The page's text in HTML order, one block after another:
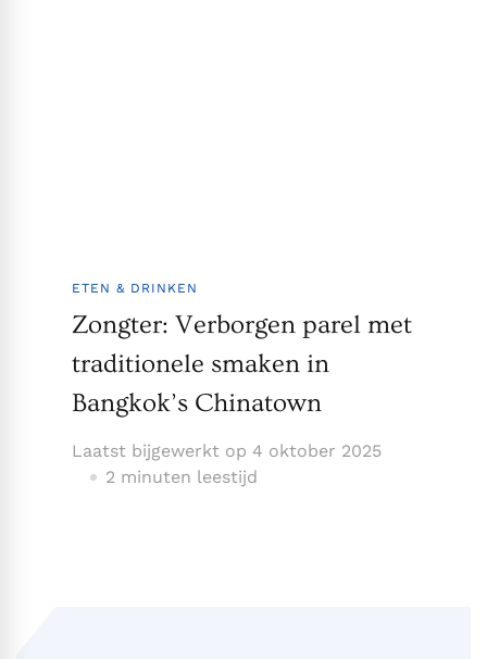
ETEN & DRINKEN
Zongter: Verborgen parel met
traditionele smaken in
Bangkok’s Chinatown
Laatst bijgewerkt op 4 oktober 2025
2 minuten leestijd